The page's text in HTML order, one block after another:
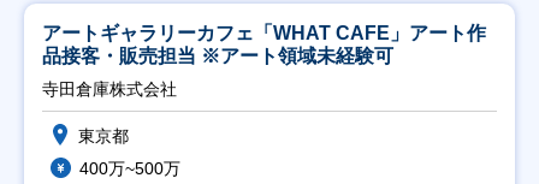
アートギャラリーカフェ「WHAT CAFE」アート作
品接客・販売担当 ※アート領域未経験可
寺田倉庫株式会社
東京都
400万~500万